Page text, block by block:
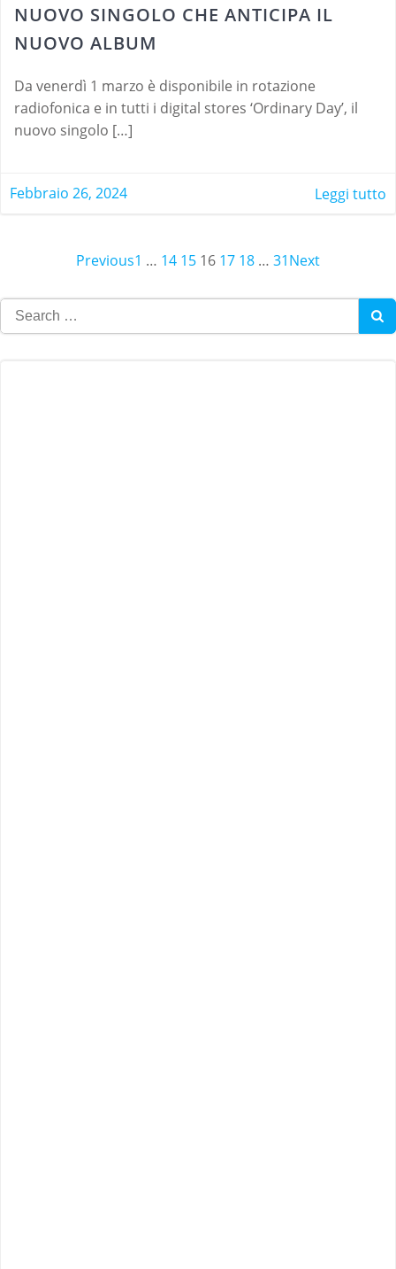
NUOVO SINGOLO CHE ANTICIPA IL
NUOVO ALBUM
Da venerdì 1 marzo è disponibile in rotazione
radiofonica e in tutti i digital stores ‘Ordinary Day’, il
nuovo singolo […]
Febbraio 26, 2024 Leggi tutto
Posts
navigation
PreviousPosts
navigation
Page
1 … Page
14 Page
15 Page
16 Page
17 Page
18 … Page
31Posts
Next
Search
for: